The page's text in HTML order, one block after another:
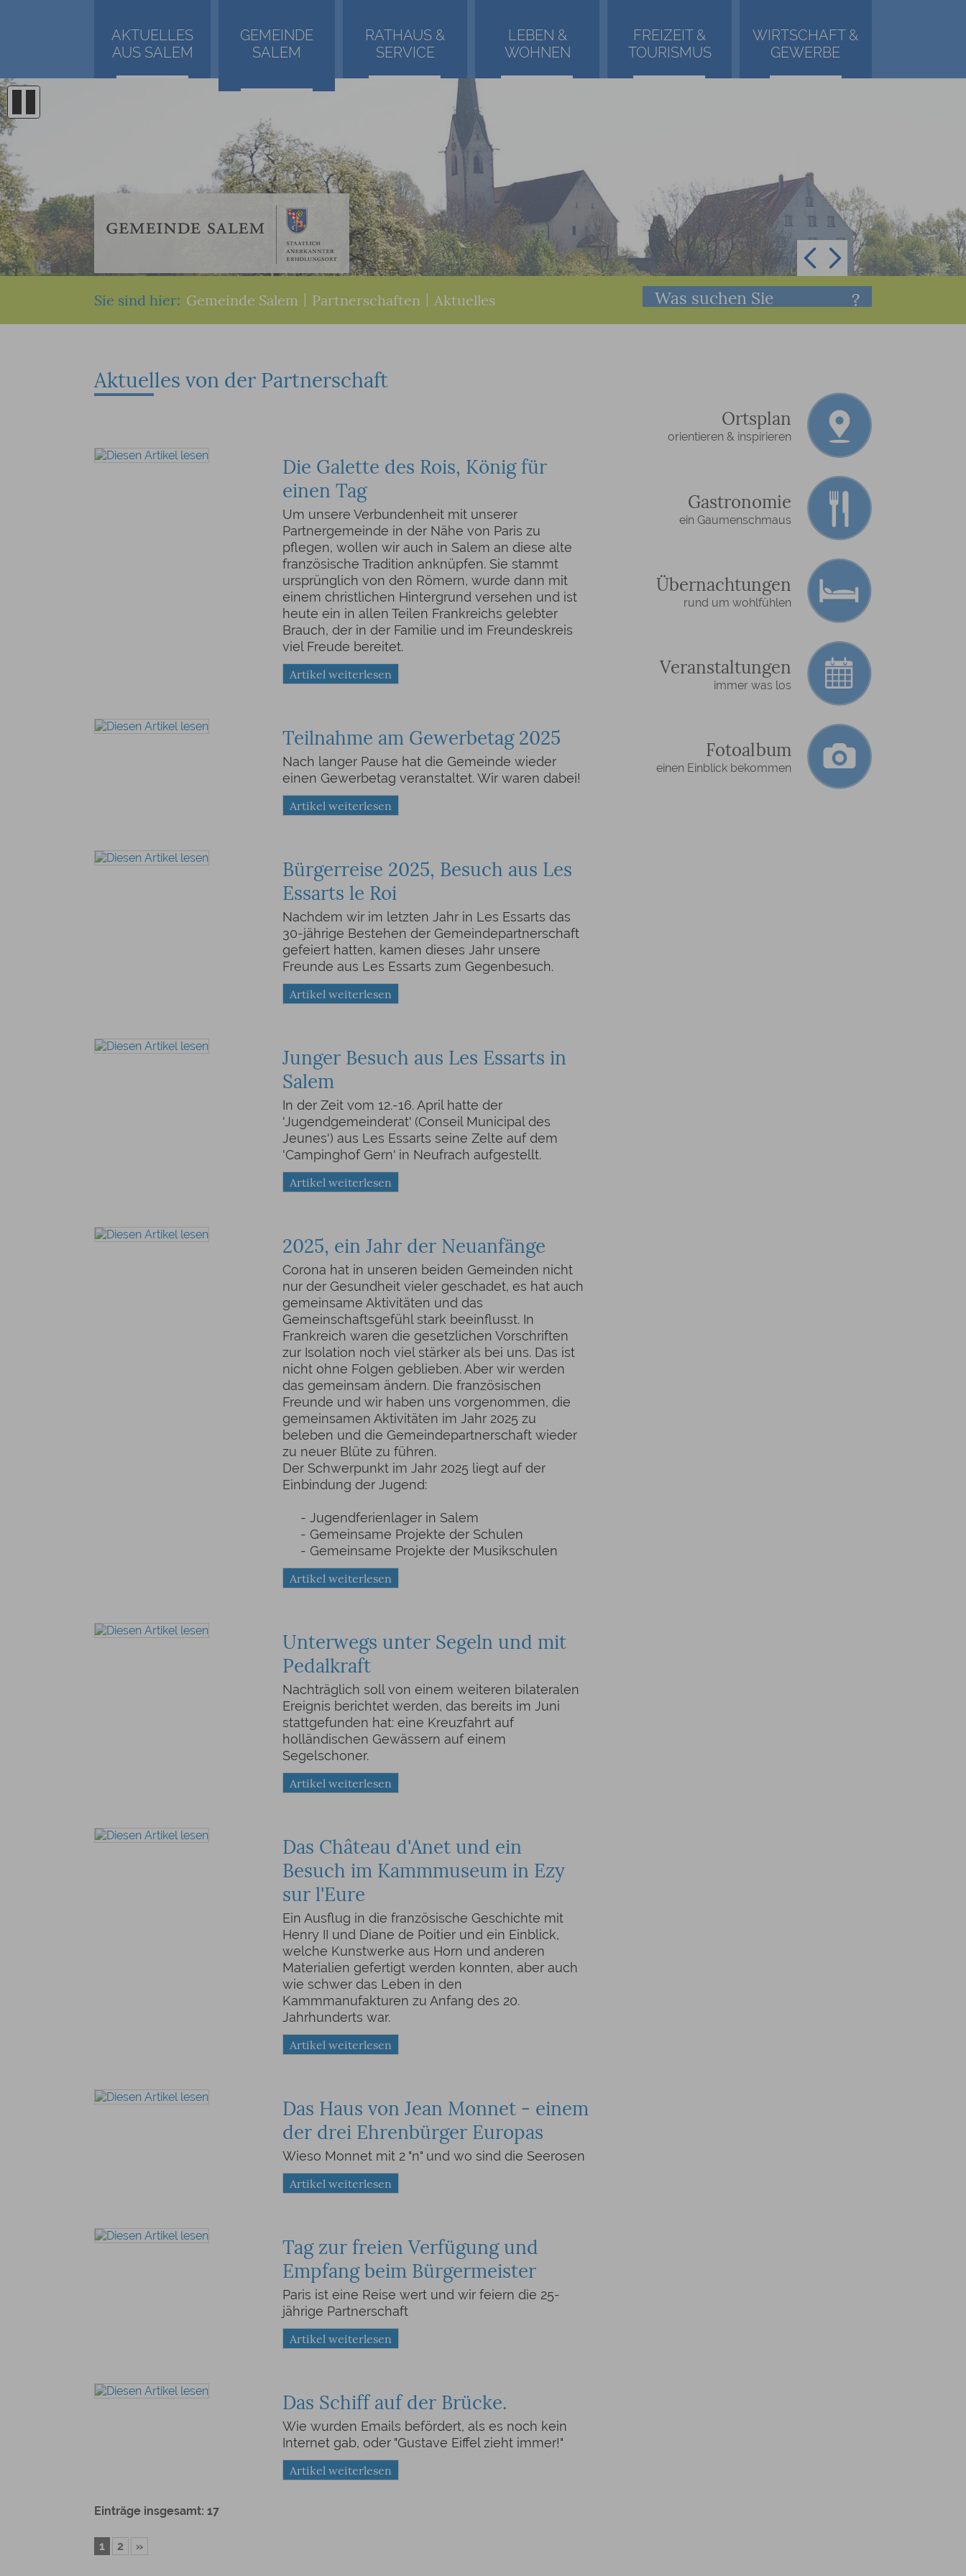
AKTUELLES
AUS SALEM
GEMEINDE
SALEM
RATHAUS &
SERVICE
LEBEN &
WOHNEN
FREIZEIT &
TOURISMUS
WIRTSCHAFT &
GEWERBE
Sie sind hier: Gemeinde Salem Partnerschaften Aktuelles Was suchen Sie
Aktuelles von der Partnerschaft
Die Galette des Rois, König für
einen Tag
Um unsere Verbundenheit mit unserer
Partnergemeinde in der Nähe von Paris zu
pflegen, wollen wir auch in Salem an diese alte
französische Tradition anknüpfen. Sie stammt
ursprünglich von den Römern, wurde dann mit
einem christlichen Hintergrund versehen und ist
heute ein in allen Teilen Frankreichs gelebter
Brauch, der in der Familie und im Freundeskreis
viel Freude bereitet.
Artikel weiterlesen
Teilnahme am Gewerbetag 2025
Nach langer Pause hat die Gemeinde wieder
einen Gewerbetag veranstaltet. Wir waren dabei!
Artikel weiterlesen
Bürgerreise 2025, Besuch aus Les
Essarts le Roi
Nachdem wir im letzten Jahr in Les Essarts das
30-jährige Bestehen der Gemeindepartnerschaft
gefeiert hatten, kamen dieses Jahr unsere
Freunde aus Les Essarts zum Gegenbesuch.
Artikel weiterlesen
Junger Besuch aus Les Essarts in
Salem
In der Zeit vom 12.-16. April hatte der
'Jugendgemeinderat' (Conseil Municipal des
Jeunes') aus Les Essarts seine Zelte auf dem
'Campinghof Gern' in Neufrach aufgestellt.
Artikel weiterlesen
2025, ein Jahr der Neuanfänge
Corona hat in unseren beiden Gemeinden nicht
nur der Gesundheit vieler geschadet, es hat auch
gemeinsame Aktivitäten und das
Gemeinschaftsgefühl stark beeinflusst. In
Frankreich waren die gesetzlichen Vorschriften
zur Isolation noch viel stärker als bei uns. Das ist
nicht ohne Folgen geblieben. Aber wir werden
das gemeinsam ändern. Die französischen
Freunde und wir haben uns vorgenommen, die
gemeinsamen Aktivitäten im Jahr 2025 zu
beleben und die Gemeindepartnerschaft wieder
zu neuer Blüte zu führen.
Der Schwerpunkt im Jahr 2025 liegt auf der
Einbindung der Jugend:
- Jugendferienlager in Salem
- Gemeinsame Projekte der Schulen
- Gemeinsame Projekte der Musikschulen
Artikel weiterlesen
Unterwegs unter Segeln und mit
Pedalkraft
Nachträglich soll von einem weiteren bilateralen
Ereignis berichtet werden, das bereits im Juni
stattgefunden hat: eine Kreuzfahrt auf
holländischen Gewässern auf einem
Segelschoner.
Artikel weiterlesen
Das Château d'Anet und ein
Besuch im Kammmuseum in Ezy
sur l'Eure
Ein Ausflug in die französische Geschichte mit
Henry II und Diane de Poitier und ein Einblick,
welche Kunstwerke aus Horn und anderen
Materialien gefertigt werden konnten, aber auch
wie schwer das Leben in den
Kammmanufakturen zu Anfang des 20.
Jahrhunderts war.
Artikel weiterlesen
Das Haus von Jean Monnet - einem
der drei Ehrenbürger Europas
Wieso Monnet mit 2 "n" und wo sind die Seerosen
Artikel weiterlesen
Tag zur freien Verfügung und
Empfang beim Bürgermeister
Paris ist eine Reise wert und wir feiern die 25-
jährige Partnerschaft
Artikel weiterlesen
Das Schiff auf der Brücke.
Wie wurden Emails befördert, als es noch kein
Internet gab, oder "Gustave Eiffel zieht immer!"
Artikel weiterlesen
Einträge insgesamt: 17
1 2 »
Ortsplan
orientieren & inspirieren
Gastronomie
ein Gaumenschmaus
Übernachtungen
rund um wohlfühlen
Veranstaltungen
immer was los
Fotoalbum
einen Einblick bekommen